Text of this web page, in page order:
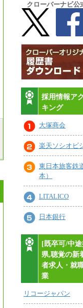
クローバーナビ公
採用情報ア
キング
大塚商会
楽天ソシオビ
東日本旅客鉄
本）
LITALICO
日本銀行
[既卒可/中
県,聴覚の新
者求人・就
業
リコージャパン